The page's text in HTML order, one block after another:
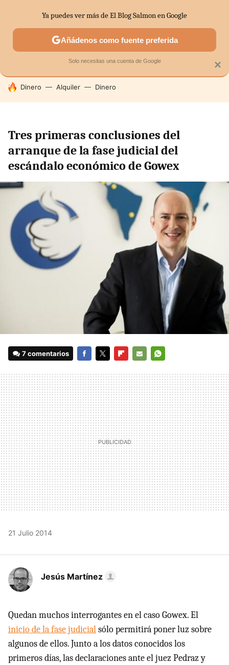
SECTORES ECONOMÍA DOMÉSTICA MERCADOS
HOY SE HABLA DE
Dinero Alquiler Dinero
Tres primeras conclusiones del
arranque de la fase judicial del
escándalo económico de Gowex
7 comentarios
MAIL
21 Julio 2014
Jesús Martínez
Quedan muchos interrogantes en el caso Gowex. El
inicio de la fase judicialsólo permitirá poner luz sobre
algunos de ellos. Junto a los datos conocidos los
primeros días, las declaraciones ante el juez Pedraz y
×
Ya puedes ver más de El Blog Salmon en Google
Añádenos como fuente preferida
Solo necesitas una cuenta de Google